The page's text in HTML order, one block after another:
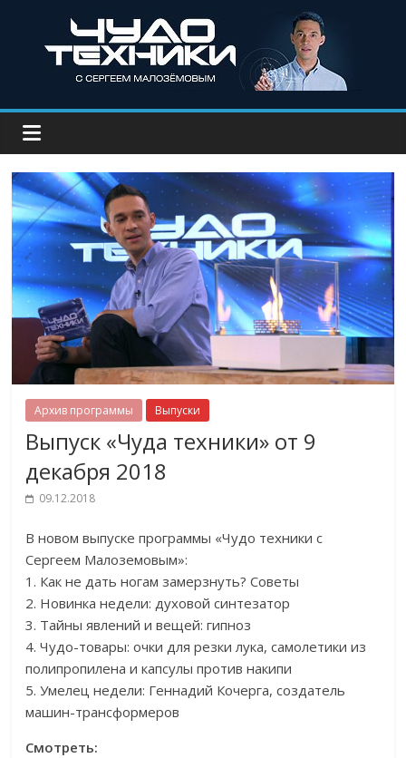
Архив программы Выпуски
Выпуск «Чуда техники» от 9
декабря 2018
09.12.2018
В новом выпуске программы «Чудо техники с
Сергеем Малоземовым»:
1. Как не дать ногам замерзнуть? Советы
2. Новинка недели: духовой синтезатор
3. Тайны явлений и вещей: гипноз
4. Чудо-товары: очки для резки лука, самолетики из
полипропилена и капсулы против накипи
5. Умелец недели: Геннадий Кочерга, создатель
машин-трансформеров
Смотреть: